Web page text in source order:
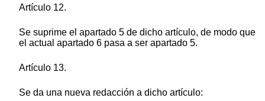
Artículo 12.
Se suprime el apartado 5 de dicho artículo, de modo que
el actual apartado 6 pasa a ser apartado 5.
Artículo 13.
Se da una nueva redacción a dicho artículo: